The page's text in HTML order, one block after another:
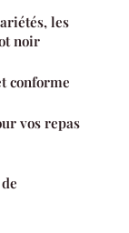
les
noir
conforme
vos repas